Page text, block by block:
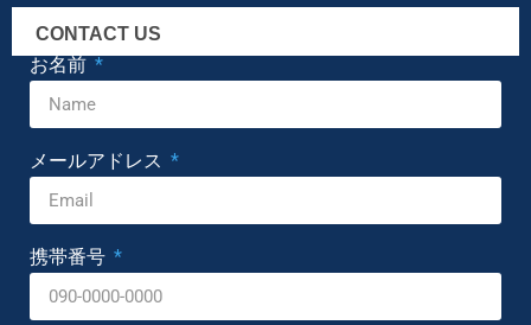
CONTACT US
お名前
メールアドレス
携帯番号